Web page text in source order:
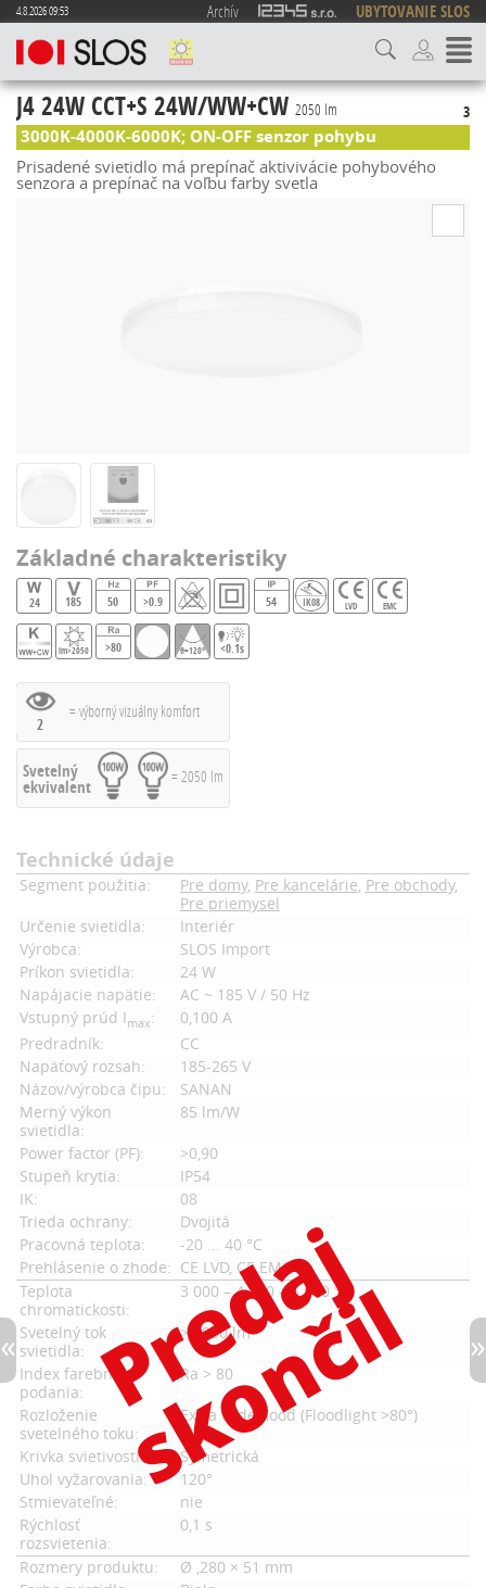
4.8.2026 09:53 Archív UBYTOVANIE SLOS
J4 24W CCT+S 24W/WW+CW 2050 lm 3
3000K-4000K-6000K; ON-OFF senzor pohybu
Prisadené svietidlo má prepínač aktivivácie pohybového
senzora a prepínač na voľbu farby svetla
Základné charakteristiky
24 185 50 >0.9 54 IK08 LVD EMC
lm>2050 >80 θ=120° <0.1s
2
= výborný vizuálny komfort
Svetelný
ekvivalent = 2050 lm
Technické údaje
Segment použitia: Pre domy, Pre kancelárie, Pre obchody,
Pre priemysel
Určenie svietidla:
Interiér
Výrobca:
SLOS Import
Príkon svietidla:
24 W
Napájacie napätie:
AC ~ 185 V / 50 Hz
Vstupný prúd Imax:
0,100 A
Predradník:
CC
Napäťový rozsah:
185-265 V
Názov/výrobca čipu:
SANAN
Merný výkon
svietidla:
85 lm/W
Power factor (PF):
>0,90
Stupeň krytia:
IP54
IK:
08
Trieda ochrany:
Dvojitá
Pracovná teplota:
-20 ... 40 °C
Prehlásenie o zhode: CE LVD, CE EMC
Teplota
chromatickosti:
3 000 – 4 000 – 6 000 °K
Svetelný tok
svietidla:
>2 050 lm
Index farebného
podania:
Ra > 80
Rozloženie
svetelného toku:
Extra wide flood (Floodlight >80°)
Krivka svietivosti:
Symetrická
Uhol vyžarovania:
120°
Stmievateľné:
nie
Rýchlosť
rozsvietenia:
0,1 s
Rozmery produktu:
Ø ,280 × 51 mm